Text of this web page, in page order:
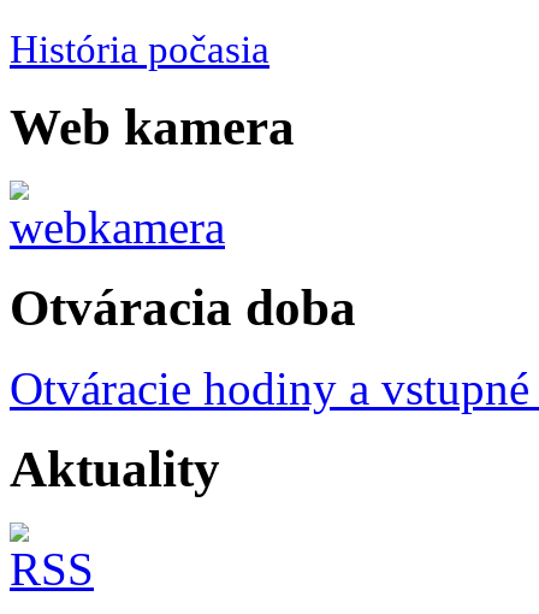
História počasia
Web kamera
Otváracia doba
Otváracie hodiny a
Aktuality